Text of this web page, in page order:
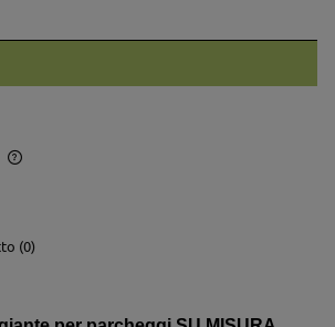
eventuali costi di bonifico
(0)